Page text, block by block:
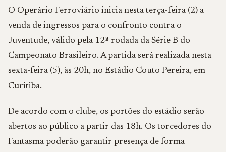
O Operário Ferroviário inicia nesta terça-feira (2) a
venda de ingressos para o confronto contra o
Juventude, válido pela 12ª rodada da Série B do
Campeonato Brasileiro. A partida será realizada nesta
sexta-feira (5), às 20h, no Estádio Couto Pereira, em
Curitiba.
De acordo com o clube, os portões do estádio serão
abertos ao público a partir das 18h. Os torcedores do
Fantasma poderão garantir presença de forma